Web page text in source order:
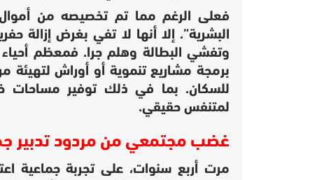
فعلى الرغم مما تم تخصيصه من أموال
البشرية”. إلا أنها لا تفي بغرض إزالة
وتفشي البطالة وهلم جرا. فمعظم
برمجة مشاريع تنموية أو أوراش لتهيئة
للسكان. بما في ذلك توفير مساحات
لمتنفس حقيقي.
غضب مجتمعي من مردود تدبير
مرت أربع سنوات، على تجربة جماعية